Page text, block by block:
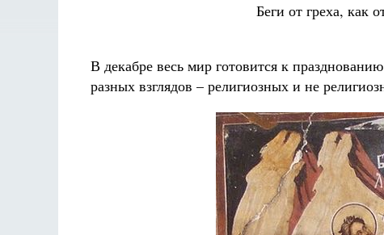
Беги от греха, как
В декабре весь мир готовится к празднованию
разных взглядов – религиозных и не
Разлуки не будет
Фредерика де Грааф Как